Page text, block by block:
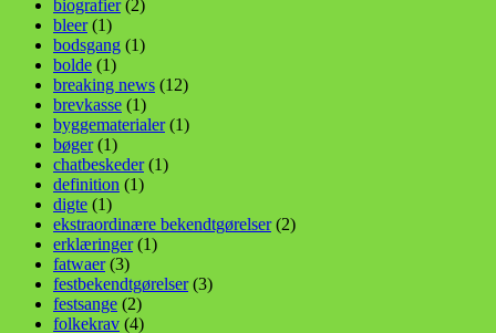
biografier(2)
bleer(1)
bodsgang (1)
bolde (1)
breaking news (12)
brevkasse (1)
byggematerialer(1)
bøger(1)
chatbeskeder(1)
definition (1)
digte (1)
ekstraordinære bekendtgørelser(2)
erklæringer(1)
fatwaer(3)
festbekendtgørelser(3)
festsange (2)
folkekrav (4)